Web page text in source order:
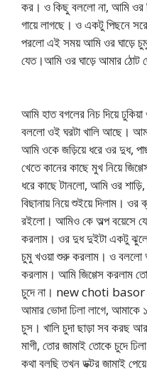
কর। ও কিছু বললো না, আমি ওর
গায়ে লাগছে। ও একটু পিছনে
পরলো এই সময় আমি ওর ঘাড়ে
যেত।আমি ওর ঘাড়ে আমার
আমি হাত বগলের নিচ দিয়ে
বললো ওই ঘরটা খালি আছে।
আমি ওকে জড়িয়ে ধরে ওর দুধ,
খেতে কানের কাছে মুখ নিয়ে
ধরে কাছে টানলো, আমি ওর
বিছানায় নিয়ে শুইয়ে দিলাম। ওর
রইলো। আমিও কে অল্প বয়েসে
করলাম। ওর দুধ দুইটা একটু
চুমু খওয়া শুরু করলাম। ও বললো
করলাম। আমি জিগ্গেস করলাম
চুদে না। new choti basor
আমার ভোদা ঢিলা লাগে, আমাকে
চুস। খালি চুদা ছাড়া সব করছ
মাগী, তোর জামাই তোকে চুদে
কথা বলছি তখন ডক্টর জামাই